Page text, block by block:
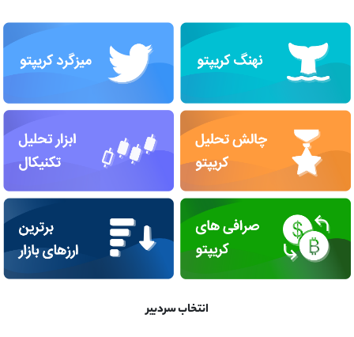
انتخاب سردبیر